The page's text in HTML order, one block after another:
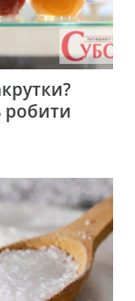
робити